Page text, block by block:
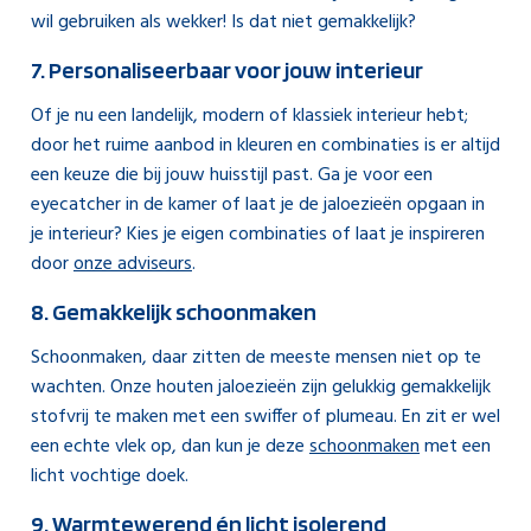
wil gebruiken als wekker! Is dat niet gemakkelijk?
7. Personaliseerbaar voor jouw interieur
Of je nu een landelijk, modern of klassiek interieur hebt;
door het ruime aanbod in kleuren en combinaties is er altijd
een keuze die bij jouw huisstijl past. Ga je voor een
eyecatcher in de kamer of laat je de jaloezieën opgaan in
je interieur? Kies je eigen combinaties of laat je inspireren
dooronze adviseurs.
8. Gemakkelijk schoonmaken
Schoonmaken, daar zitten de meeste mensen niet op te
wachten. Onze houten jaloezieën zijn gelukkig gemakkelijk
stofvrij te maken met een swiffer of plumeau. En zit er wel
een echte vlek op, dan kun je dezeschoonmakenmet een
licht vochtige doek.
9. Warmtewerend én licht isolerend